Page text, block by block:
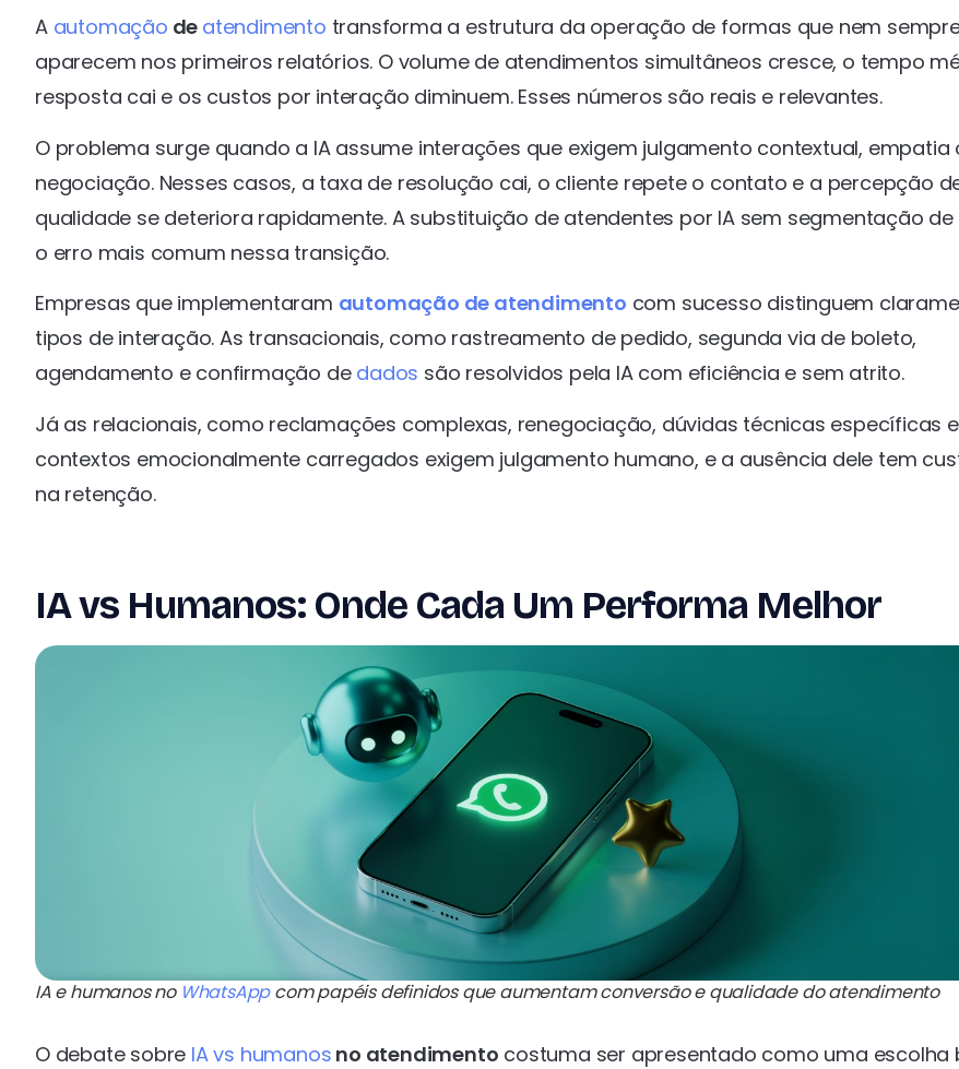
A automação de atendimento transforma a estrutura da operação de formas que nem
aparecem nos primeiros relatórios. O volume de atendimentos simultâneos cresce, o tempo
resposta cai e os custos por interação diminuem. Esses números são reais e relevantes.
O problema surge quando a IA assume interações que exigem julgamento contextual, empatia
negociação. Nesses casos, a taxa de resolução cai, o cliente repete o contato e a percepção
qualidade se deteriora rapidamente. A substituição de atendentes por IA sem segmentação
o erro mais comum nessa transição.
Empresas que implementaram automação de atendimento com sucesso distinguem
tipos de interação. As transacionais, como rastreamento de pedido, segunda via de boleto,
agendamento e confirmação de dados são resolvidos pela IA com eficiência e sem atrito.
Já as relacionais, como reclamações complexas, renegociação, dúvidas técnicas específicas e
contextos emocionalmente carregados exigem julgamento humano, e a ausência dele tem
na retenção.
IA vs Humanos: Onde Cada Um Performa Melhor
IA e humanos no WhatsAppcom papéis definidos que aumentam conversão e qualidade do atendimento
O debate sobre IA vs humanos no atendimento costuma ser apresentado como uma escolha